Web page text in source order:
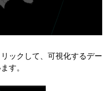
ックして、可視化するデー
す。